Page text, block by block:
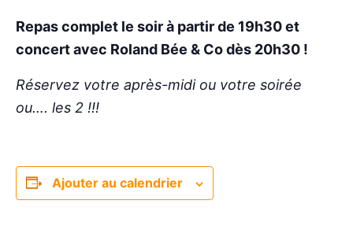
Repas complet le soir à partir de 19h30 et
concert avec Roland Bée & Co dès 20h30 !
Réservez votre après-midi ou votre soirée
ou…. les 2 !!!
Ajouter au calendrier